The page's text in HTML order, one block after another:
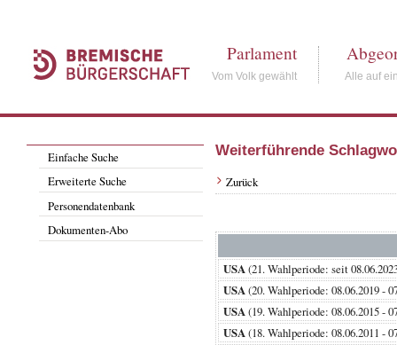
Parlament
Vom Volk gewählt Alle auf
Einfache Suche
Erweiterte Suche
Personendatenbank
Dokumenten-Abo
Weiterführende
Zurück
USA(21. Wahlperiode: seit
USA(20. Wahlperiode:
USA(19. Wahlperiode:
USA(18. Wahlperiode: